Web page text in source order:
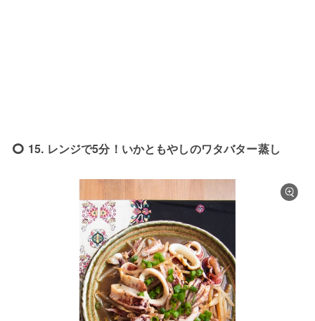
15. レンジで5分！いかともやしのワタバター蒸し